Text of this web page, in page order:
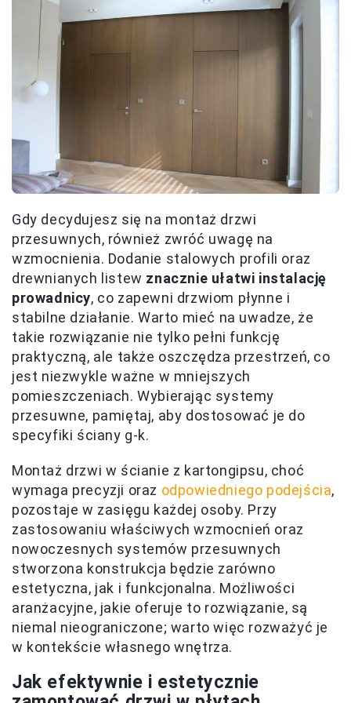
Gdy decydujesz się na montaż drzwi
przesuwnych, również zwróć uwagę na
wzmocnienia. Dodanie stalowych profili oraz
drewnianych listew znacznie ułatwi instalację
prowadnicy, co zapewni drzwiom płynne i
stabilne działanie. Warto mieć na uwadze, że
takie rozwiązanie nie tylko pełni funkcję
praktyczną, ale także oszczędza przestrzeń, co
jest niezwykle ważne w mniejszych
pomieszczeniach. Wybierając systemy
przesuwne, pamiętaj, aby dostosować je do
specyfiki ściany g-k.
Montaż drzwi w ścianie z kartongipsu, choć
wymaga precyzji oraz odpowiedniego podejścia,
pozostaje w zasięgu każdej osoby. Przy
zastosowaniu właściwych wzmocnień oraz
nowoczesnych systemów przesuwnych
stworzona konstrukcja będzie zarówno
estetyczna, jak i funkcjonalna. Możliwości
aranżacyjne, jakie oferuje to rozwiązanie, są
niemal nieograniczone; warto więc rozważyć je
w kontekście własnego wnętrza.
Jak efektywnie i estetycznie